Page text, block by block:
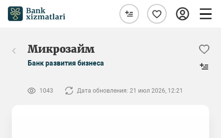
Микрозайм
Банк развития бизнеса
1043 Дата обновления: 21 июл 2026, 12:21